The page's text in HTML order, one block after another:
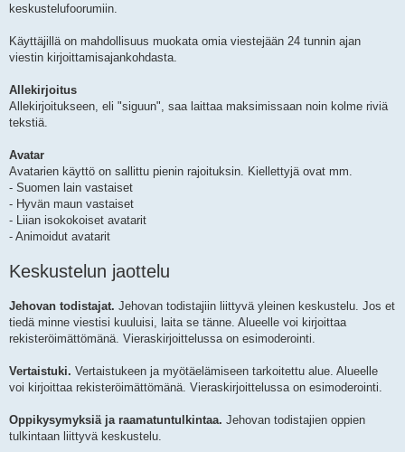
keskustelufoorumiin.
Käyttäjillä on mahdollisuus muokata omia viestejään 24 tunnin ajan
viestin kirjoittamisajankohdasta.
Allekirjoitus
Allekirjoitukseen, eli "siguun", saa laittaa maksimissaan noin kolme riviä
tekstiä.
Avatar
Avatarien käyttö on sallittu pienin rajoituksin. Kiellettyjä ovat mm.
- Suomen lain vastaiset
- Hyvän maun vastaiset
- Liian isokokoiset avatarit
- Animoidut avatarit
Keskustelun jaottelu
Jehovan todistajat. Jehovan todistajiin liittyvä yleinen keskustelu. Jos et
tiedä minne viestisi kuuluisi, laita se tänne. Alueelle voi kirjoittaa
rekisteröimättömänä. Vieraskirjoittelussa on esimoderointi.
Vertaistuki. Vertaistukeen ja myötäelämiseen tarkoitettu alue. Alueelle
voi kirjoittaa rekisteröimättömänä. Vieraskirjoittelussa on esimoderointi.
Oppikysymyksiä ja raamatuntulkintaa. Jehovan todistajien oppien
tulkintaan liittyvä keskustelu.